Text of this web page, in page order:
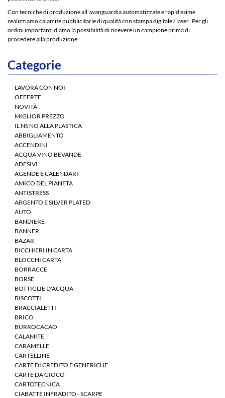
Con tecniche di produzione all’avanguardia automatizzate e rapidissime
realizziamo calamite pubblicitarie di qualità con stampa digitale / laser. Per gli
ordini importanti diamo la possibilità di ricevere un campione prima di
procedere alla produzione.
Categorie
LAVORA CON NOI
OFFERTE
NOVITÀ
MIGLIOR PREZZO
IL NS NO ALLA PLASTICA
ABBIGLIAMENTO
ACCENDINI
ACQUA VINO BEVANDE
ADESIVI
AGENDE E CALENDARI
AMICO DEL PIANETA
ANTISTRESS
ARGENTO E SILVER PLATED
AUTO
BANDIERE
BANNER
BAZAR
BICCHIERI IN CARTA
BLOCCHI CARTA
BORRACCE
BORSE
BOTTIGLIE D'ACQUA
BISCOTTI
BRACCIALETTI
BRICO
BURROCACAO
CALAMITE
CARAMELLE
CARTELLINE
CARTE DI CREDITO E GENERICHE
CARTE DA GIOCO
CARTOTECNICA
CIABATTE INFRADITO - SCARPE